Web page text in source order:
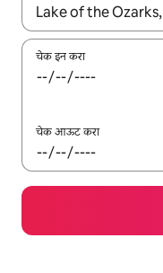
जेव्हा परिणाम उपलब्ध
चेक इन करा
चेक आऊट करा